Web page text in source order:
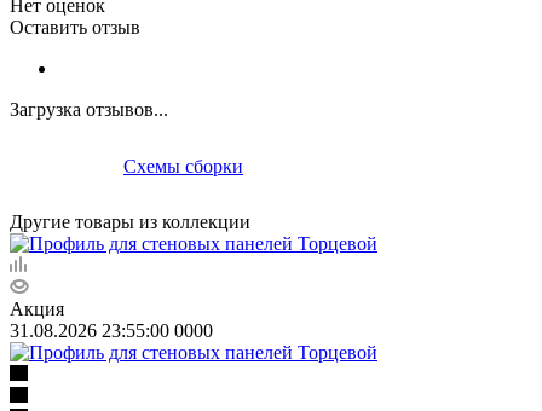
Нет оценок
Оставить отзыв
Загрузка отзывов...
Схемы сборки
Другие товары из коллекции
Акция
31.08.2026 23:55:00 0000